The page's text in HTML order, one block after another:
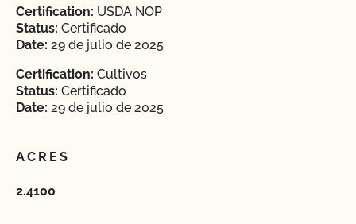
Certification: USDA NOP
Status: Certificado
Date: 29 de julio de 2025
Certification: Cultivos
Status: Certificado
Date: 29 de julio de 2025
ACRES
2.4100